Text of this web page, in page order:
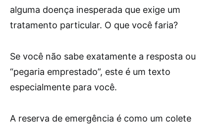
alguma doença inesperada que exige um
tratamento particular. O que você faria?
Se você não sabe exatamente a resposta ou
“pegaria emprestado”, este é um texto
especialmente para você.
A reserva de emergência é como um colete